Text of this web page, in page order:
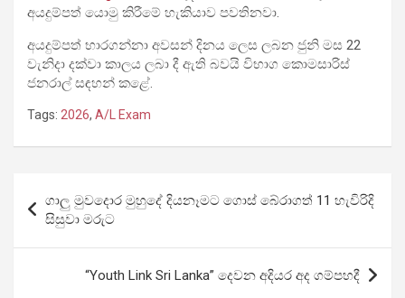
අයදුම්පත් යොමු කිරීමේ හැකියාව පවතිනවා.
අයදුම්පත් භාරගන්නා අවසන් දිනය ලෙස ලබන ජුනි මස 22
වැනිදා දක්වා කාලය ලබා දී ඇති බවයි විභාග කොමසාරිස්
ජනරාල් සඳහන් කළේ.
Tags: 2026, A/L Exam
navigation
ගාලු මුවදොර මුහුදේ දියනෑමට ගොස් බේරාගත් 11 හැවිරිදි
සිසුවා මරුට
“Youth Link Sri Lanka” දෙවන අදියර අද ගම්පහදී